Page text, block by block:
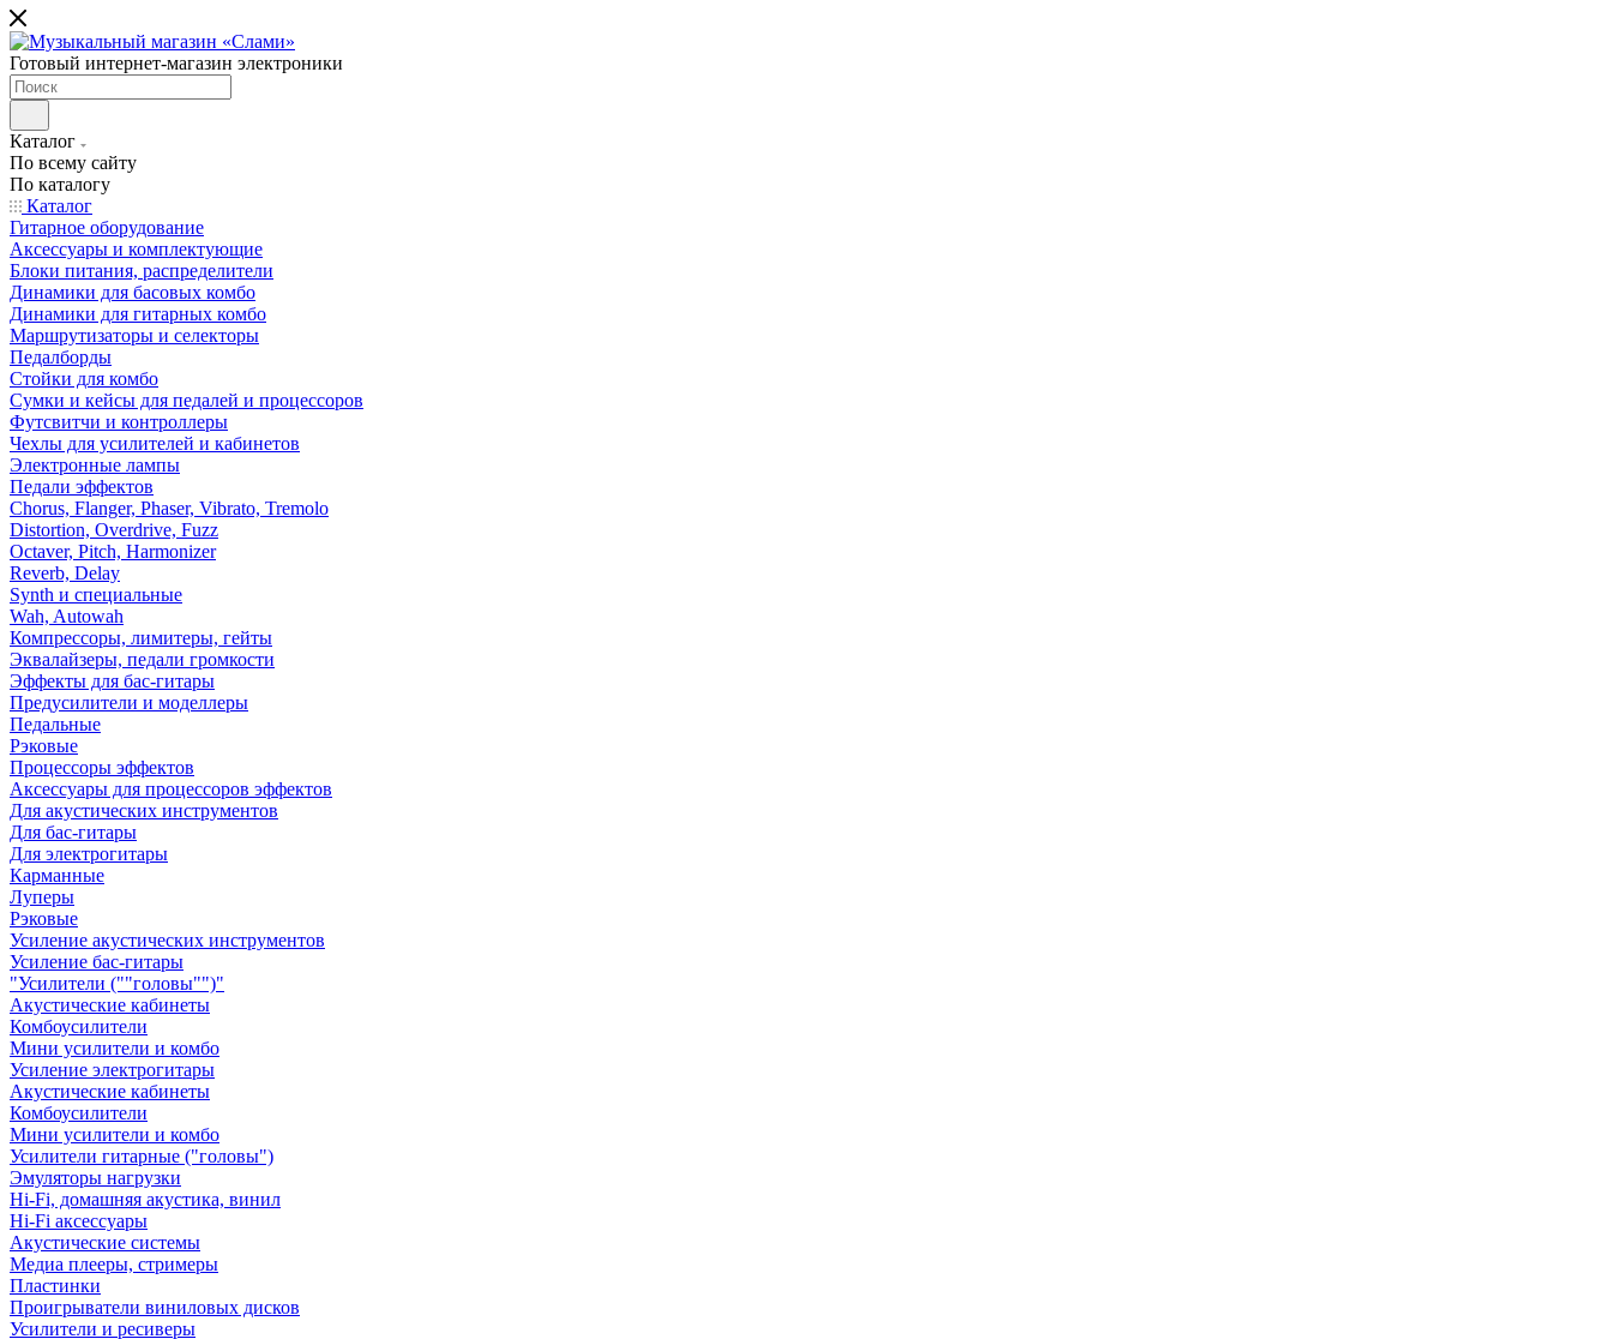
Готовый интернет-магазин электроники
Каталог
По всему сайту
По каталогу
Каталог
Гитарное оборудование
Аксессуары и комплектующие
Блоки питания, распределители
Динамики для басовых комбо
Динамики для гитарных комбо
Маршрутизаторы и селекторы
Педалборды
Стойки для комбо
Сумки и кейсы для педалей и процессоров
Футсвитчи и контроллеры
Чехлы для усилителей и кабинетов
Электронные лампы
Педали эффектов
Chorus, Flanger, Phaser, Vibrato, Tremolo
Distortion, Overdrive, Fuzz
Octaver, Pitch, Harmonizer
Reverb, Delay
Synth и специальные
Wah, Autowah
Компрессоры, лимитеры, гейты
Эквалайзеры, педали громкости
Эффекты для бас-гитары
Предусилители и моделлеры
Педальные
Рэковые
Процессоры эффектов
Аксессуары для процессоров эффектов
Для акустических инструментов
Для бас-гитары
Для электрогитары
Карманные
Луперы
Рэковые
Усиление акустических инструментов
Усиление бас-гитары
"Усилители (""головы"")"
Акустические кабинеты
Комбоусилители
Мини усилители и комбо
Усиление электрогитары
Акустические кабинеты
Комбоусилители
Мини усилители и комбо
Усилители гитарные ("головы")
Эмуляторы нагрузки
Hi-Fi, домашняя акустика, винил
Hi-Fi аксессуары
Акустические системы
Медиа плееры, стримеры
Пластинки
Проигрыватели виниловых дисков
Усилители и ресиверы